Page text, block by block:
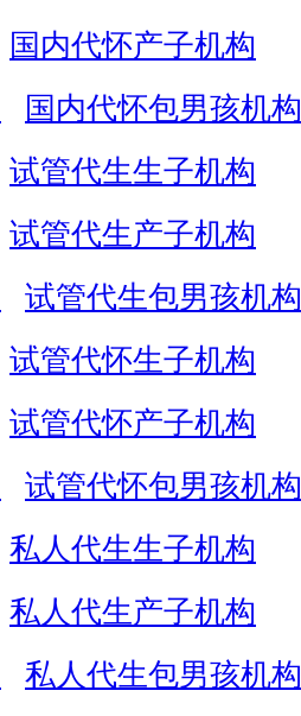
国内代怀产子机构
国内代怀包男孩机构
试管代生生子机构
试管代生产子机构
试管代生包男孩机构
试管代怀生子机构
试管代怀产子机构
试管代怀包男孩机构
私人代生生子机构
私人代生产子机构
私人代生包男孩机构